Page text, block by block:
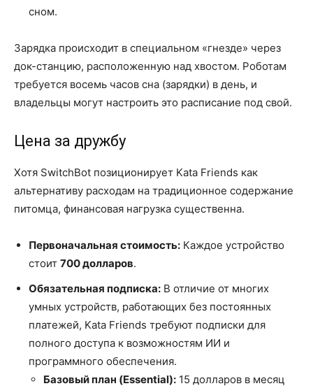
сном.
Зарядка происходит в специальном «гнезде» через
док-станцию, расположенную над хвостом. Роботам
требуется восемь часов сна (зарядки) в день, и
владельцы могут настроить это расписание под свой.
Цена за дружбу
Хотя SwitchBot позиционирует Kata Friends как
альтернативу расходам на традиционное содержание
питомца, финансовая нагрузка существенна.
Первоначальная стоимость: Каждое устройство
стоит 700 долларов.
Обязательная подписка: В отличие от многих
умных устройств, работающих без постоянных
платежей, Kata Friends требуют подписки для
полного доступа к возможностям ИИ и
программного обеспечения.
Базовый план (Essential): 15 долларов в месяц